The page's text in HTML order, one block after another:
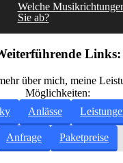
Welche
Sie ab?
Links:
über mich, meine
Möglichkeiten:
Anlässe
Anfrage Paketpreise